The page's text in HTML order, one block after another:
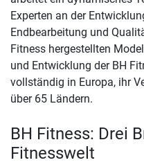
Experten an der
Endbearbeitung und
Fitness hergestellten
und Entwicklung der BH
vollständig in Europa, ihr
über 65 Ländern.
BH Fitness: Drei
Fitnesswelt